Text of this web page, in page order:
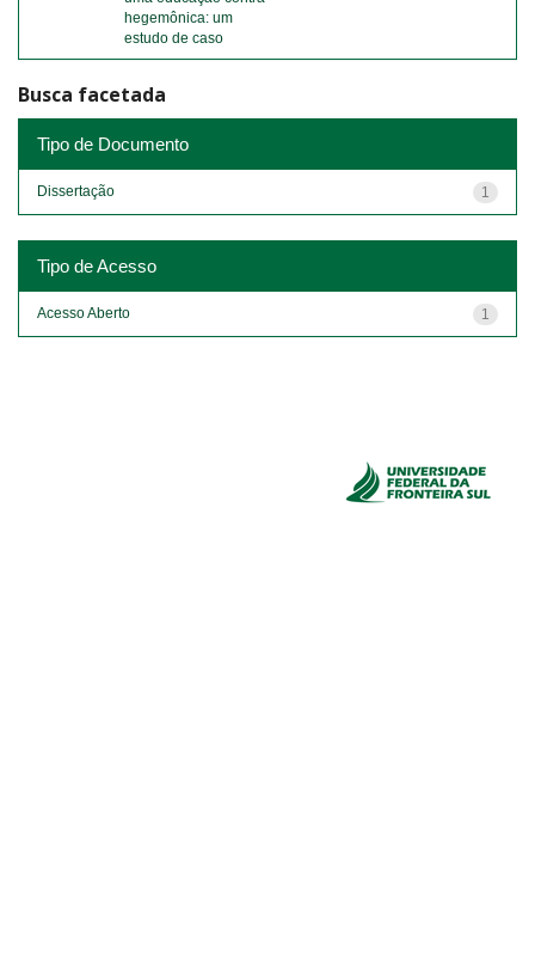
hegemônica: um
estudo de caso
Busca facetada
Tipo de Documento
1
Dissertação
Tipo de Acesso
1
Acesso Aberto